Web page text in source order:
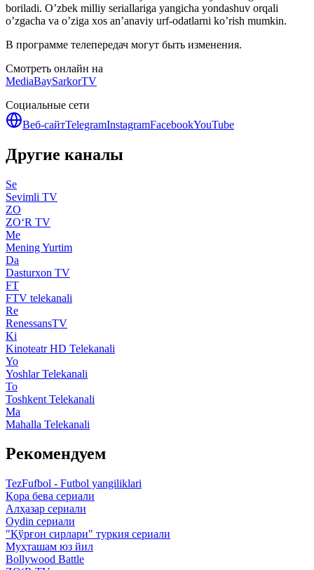
boriladi. O’zbek milliy seriallariga yangicha yondashuv orqali
o’zgacha va o’ziga xos an’anaviy urf-odatlarni ko’rish mumkin.
В программе телепередач могут быть изменения.
Смотреть онлайн на
MediaBaySarkorTV
Социальные сети
Веб-сайтTelegramInstagramFacebookYouTube
Другие каналы
Se
Sevimli TV
ZO
ZO‘R TV
Me
Mening Yurtim
Da
Dasturxon TV
FT
FTV telekanali
Re
RenessansTV
Ki
Kinoteatr HD Telekanali
Yo
Yoshlar Telekanali
To
Toshkent Telekanali
Ma
Mahalla Telekanali
Рекомендуем
TezFufbol - Futbol yangiliklari
Қора бева сериали
Алҳазар сериали
Oydin сериали
"Қўрғон сирлари" туркия сериали
Муҳташам юз йил
Bollywood Battle